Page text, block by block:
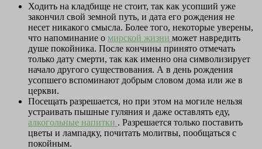
Ходить на кладбище не стоит, так как усопший уже
закончил свой земной путь, и дата его рождения не
несет никакого смысла. Более того, некоторые уверены,
что напоминание о мирской жизни может навредить
душе покойника. После кончины принято отмечать
только дату смерти, так как именно она символизирует
начало другого существования. А в день рождения
усопшего вспоминают добрым словом дома или же в
церкви.
Посещать разрешается, но при этом на могиле нельзя
устраивать пышные гуляния и даже оставлять еду,
алкогольные напитки . Разрешается только поставить
цветы и лампадку, почитать молитвы, пообщаться с
покойным.